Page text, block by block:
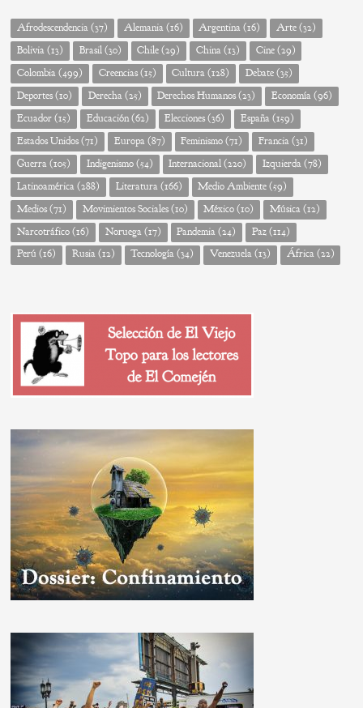
Afrodescendencia(37) Alemania(16) Argentina(16) Arte(32)
Bolivia(13) Brasil(30) Chile(29) China(13) Cine(29)
Colombia(499) Creencias(15) Cultura(128) Debate(35)
Deportes(10) Derecha(25) Derechos Humanos(23) Economía(96)
Ecuador(15) Educación(62) Elecciones(36) España(159)
Estados Unidos(71) Europa(87) Feminismo(71) Francia(31)
Guerra(105) Indigenismo(54) Internacional(220) Izquierda(78)
Latinoamérica(288) Literatura(166) Medio Ambiente(59)
Medios(71) Movimientos Sociales(10) México(10) Música(12)
Narcotráfico(16) Noruega(17) Pandemia(24) Paz(114)
Perú (16) Rusia(12) Tecnología(34) Venezuela(13) África(22)